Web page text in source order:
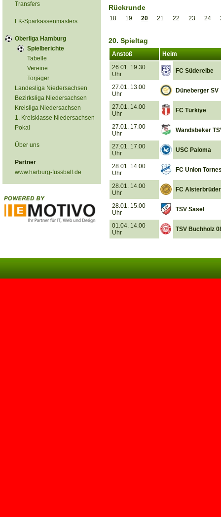
Transfers
LK-Sparkassenmasters
Oberliga Hamburg
Spielberichte
Tabelle
Vereine
Torjäger
Landesliga Niedersachsen
Bezirksliga Niedersachsen
Kreisliga Niedersachsen
1. Kreisklasse Niedersachsen
Pokal
Über uns
Partner
www.harburg-fussball.de
Rückrunde
18 19 20 21 22 23 24
20. Spieltag
Anstoß
Heim
26.01. 19.30
Uhr
FC Süderelbe
27.01. 13.00
Uhr
Düneberger SV
27.01. 14.00
Uhr
FC Türkiye
27.01. 17.00
Uhr
Wandsbeker
27.01. 17.00
Uhr
USC Paloma
28.01. 14.00
Uhr
FC Union
28.01. 14.00
Uhr
FC Alsterbrüder
28.01. 15.00
Uhr
TSV Sasel
01.04. 14.00
Uhr
TSV Buchholz